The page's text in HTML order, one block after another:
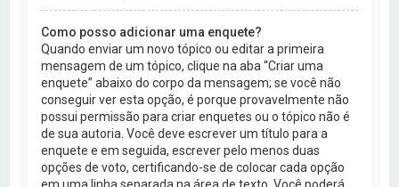
Como posso adicionar uma enquete?
Quando enviar um novo tópico ou editar a primeira
mensagem de um tópico, clique na aba “Criar uma
enquete” abaixo do corpo da mensagem; se você não
conseguir ver esta opção, é porque provavelmente não
possui permissão para criar enquetes ou o tópico não é
de sua autoria. Você deve escrever um título para a
enquete e em seguida, escrever pelo menos duas
opções de voto, certificando-se de colocar cada opção
em uma linha separada na área de texto. Você poderá